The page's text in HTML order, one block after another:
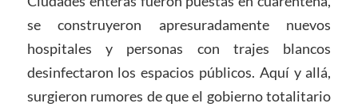
se construyeron apresuradamente nuevos
hospitales y personas con trajes blancos
desinfectaron los espacios públicos. Aquí y allá,
surgieron rumores de que el gobierno totalitario